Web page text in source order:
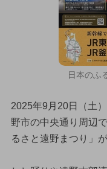
日本のふ
2025年9月20日（土
野市の中央通り周辺
るさと遠野まつり」